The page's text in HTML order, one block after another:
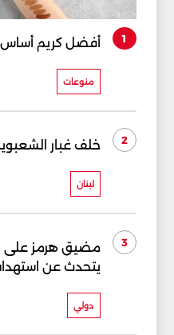
1 أفضل كريم أساس
منوعات
2 خلف غبار
لبنان
3
مضيق هرمز على
يتحدث عن
دولي